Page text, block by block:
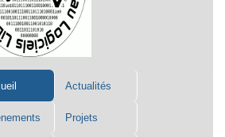
Actualités
Projets